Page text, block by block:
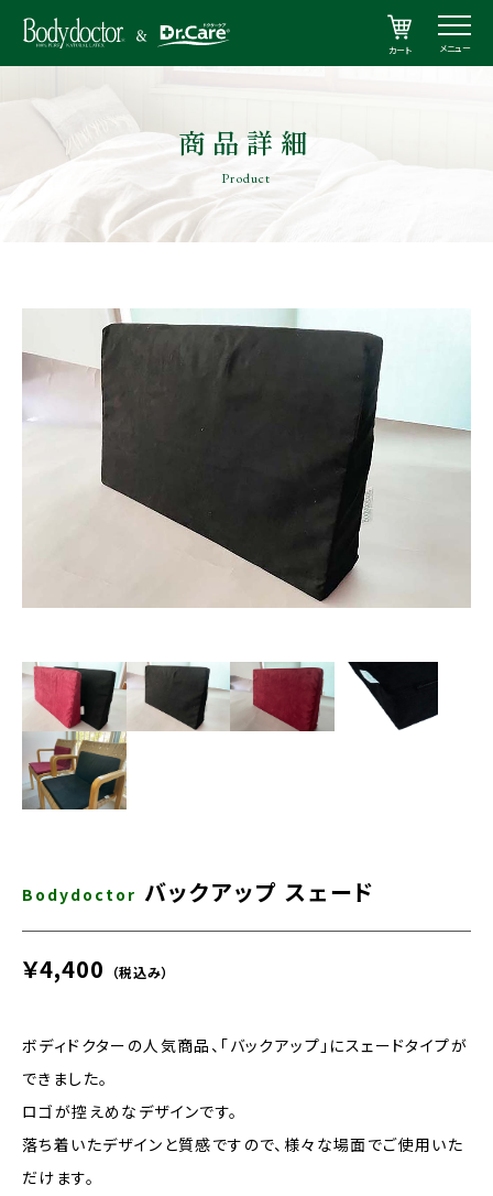
カート メニュー
商品詳細
Product
Bodydoctor バックアップ スェード
￥4,400 （税込み）
ボディドクターの人気商品、「バックアップ」にスェードタイプが
できました。
ロゴが控えめなデザインです。
落ち着いたデザインと質感ですので、様々な場面でご使用いた
だけます。